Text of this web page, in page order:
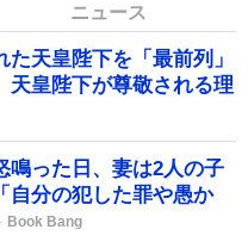
ニュース
天皇陛下を「最前列」
皇陛下が尊敬される理
鳴った日、妻は2人の子
分の犯した罪や愚か
Book Bang